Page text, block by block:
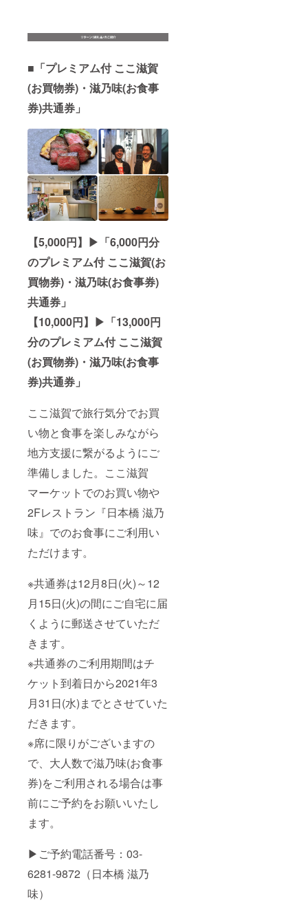
■「プレミアム付 ここ滋賀
(お買物券)・滋乃味(お食事
券)共通券」
【5,000円】▶︎「6,000円分
のプレミアム付 ここ滋賀(お
買物券)・滋乃味(お食事券)
共通券」
【10,000円】▶︎「13,000円
分のプレミアム付 ここ滋賀
(お買物券)・滋乃味(お食事
券)共通券」
ここ滋賀で旅行気分でお買
い物と食事を楽しみながら
地方支援に繋がるようにご
準備しました。ここ滋賀
マーケットでのお買い物や
2Fレストラン『日本橋 滋乃
味』でのお食事にご利用い
ただけます。
※共通券は12月8日(火)～12
月15日(火)の間にご自宅に届
くように郵送させていただ
きます。
※共通券のご利用期間はチ
ケット到着日から2021年3
月31日(水)までとさせていた
だきます。
※席に限りがございますの
で、大人数で滋乃味(お食事
券)をご利用される場合は事
前にご予約をお願いいたし
ます。
▶︎ご予約電話番号：03-
6281-9872（日本橋 滋乃
味）